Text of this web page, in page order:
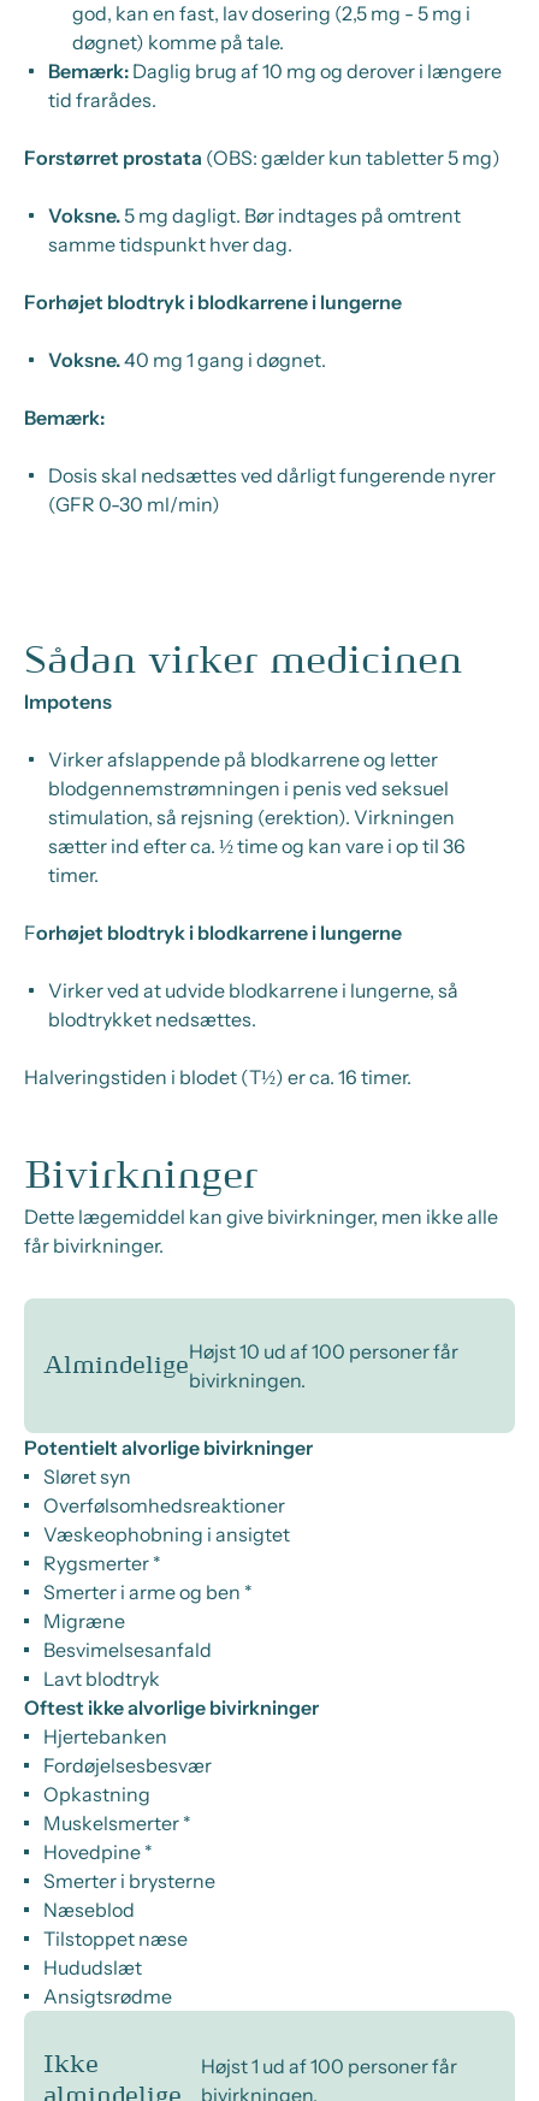
god, kan en fast, lav dosering (2,5 mg - 5 mg i
døgnet) komme på tale.
Bemærk: Daglig brug af 10 mg og derover i længere
tid frarådes.
Forstørret prostata (OBS: gælder kun tabletter 5 mg)
Voksne.5 mg dagligt. Bør indtages på omtrent
samme tidspunkt hver dag.
Forhøjet blodtryk i blodkarrene i lungerne
Voksne.40 mg 1 gang i døgnet.
Bemærk:
Dosis skal nedsættes ved dårligt fungerende nyrer
(GFR 0-30 ml/min)
Sådan virker medicinen
Impotens
Virker afslappende på blodkarrene og letter
blodgennemstrømningen i penis ved seksuel
stimulation, så rejsning (erektion). Virkningen
sætter ind efter ca. ½ time og kan vare i op til 36
timer.
Forhøjet blodtryk i blodkarrene i lungerne
Virker ved at udvide blodkarrene i lungerne, så
blodtrykket nedsættes.
Halveringstiden i blodet (T½) er ca. 16 timer.
Bivirkninger
Dette lægemiddel kan give bivirkninger, men ikke alle
får bivirkninger.
Almindelige
Højst 10 ud af 100 personer får
bivirkningen.
Potentielt alvorlige bivirkninger
Sløret syn
Overfølsomhedsreaktioner
Væskeophobning i ansigtet
Rygsmerter *
Smerter i arme og ben *
Migræne
Besvimelsesanfald
Lavt blodtryk
Oftest ikke alvorlige bivirkninger
Hjertebanken
Fordøjelsesbesvær
Opkastning
Muskelsmerter *
Hovedpine *
Smerter i brysterne
Næseblod
Tilstoppet næse
Hududslæt
Ansigtsrødme
Ikke
almindelige
Højst 1 ud af 100 personer får
bivirkningen.